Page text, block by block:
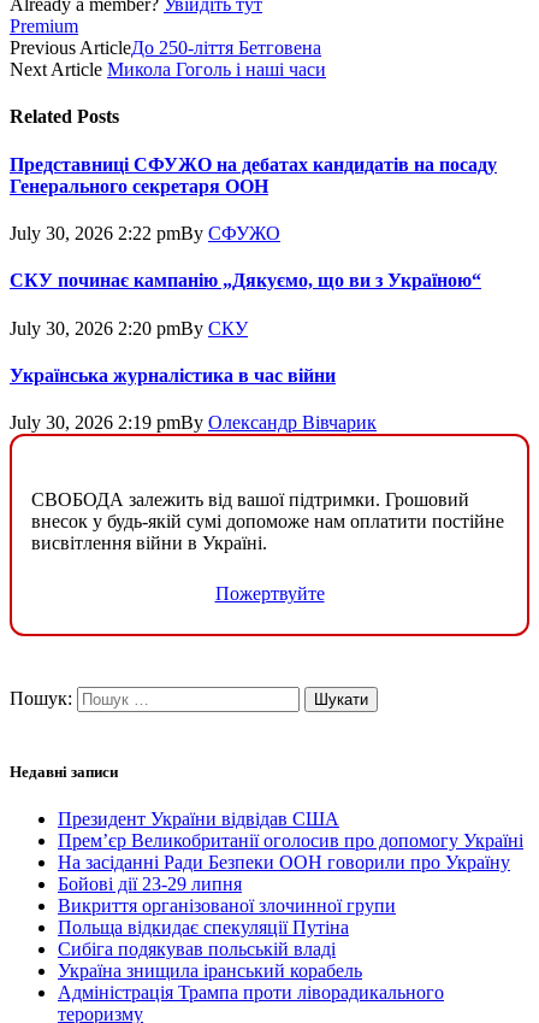
Already a member? Увійдіть тут
Premium
Previous ArticleДо 250-ліття Бетговена
Next Article Микола Гоголь і наші часи
Related Posts
Представниці СФУЖО на дебатах кандидатів на посаду
Генерального секретаря ООН
July 30, 2026 2:22 pmBy СФУЖО
СКУ починає кампанію „Дякуємо, що ви з Україною“
July 30, 2026 2:20 pmBy СКУ
Українська журналістика в час війни
July 30, 2026 2:19 pmBy Олександр Вівчарик
СВОБОДА залежить від вашої підтримки. Грошовий
внесок у будь-якій сумі допоможе нам оплатити постійне
висвітлення війни в Україні.
Пожертвуйте
Пошук:
Недавні записи
Президент України відвідав США
Прем’єр Великобританії оголосив про допомогу Україні
На засіданні Ради Безпеки ООН говорили про Україну
Бойові дії 23-29 липня
Викриття організованої злочинної групи
Польща відкидає спекуляції Путіна
Сибіга подякував польській владі
Україна знищила іранський корабель
Адміністрація Трампа проти ліворадикального
тероризму